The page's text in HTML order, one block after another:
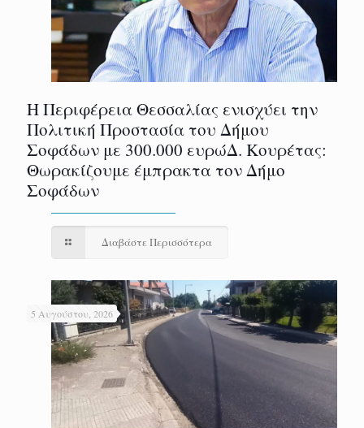
Η Περιφέρεια Θεσσαλίας ενισχύει την
Πολιτική Προστασία του Δήμου
Σοφάδων με 300.000 ευρώΔ. Κουρέτας:
Θωρακίζουμε έμπρακτα τον Δήμο
Σοφάδων
Διαβάστε Περισσότερα
5 Αυγούστου, 2026